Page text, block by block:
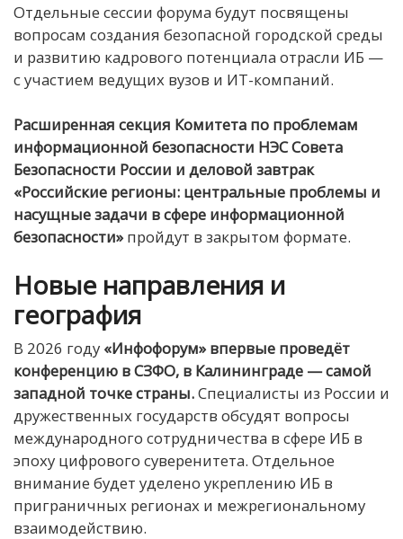
Отдельные сессии форума будут посвящены
вопросам создания безопасной городской среды
и развитию кадрового потенциала отрасли ИБ —
с участием ведущих вузов и ИТ-компаний.
Расширенная секция Комитета по проблемам
информационной безопасности НЭССовета
Безопасности России и деловой завтрак
«Российские регионы: центральные проблемы и
насущные задачи в сфере информационной
безопасности»пройдут в закрытом формате.
Новые направления и
география
В 2026 году «Инфофорум»впервые проведёт
конференцию в СЗФО, в Калининграде — самой
западной точке страны.Специалисты из России и
дружественных государств обсудят вопросы
международного сотрудничества в сфере ИБ в
эпоху цифрового суверенитета. Отдельное
внимание будет уделено укреплению ИБ в
приграничных регионах и межрегиональному
взаимодействию.